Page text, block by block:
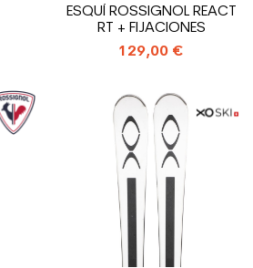
ESQUÍ ROSSIGNOL REACT
RT + FIJACIONES
129,00 €